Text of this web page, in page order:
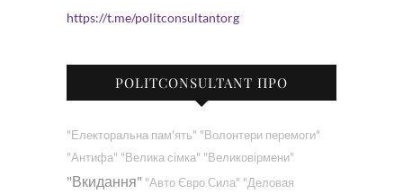
https://t.me/politconsultantorg
POLITCONSULTANT ПРО
"Електоральна пам'ять" "Волонтери перемоги"
"Антифа" "Велика сімка" "Великовірмени"
"Вкидання" "Авто Євро Сила" "Деловая